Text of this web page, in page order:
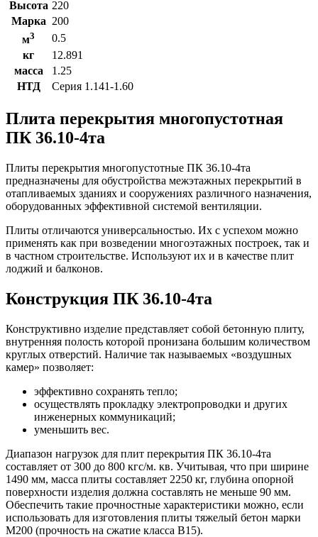
Высота 220
Марка 200
м3
0.5
кг
12.891
масса
1.25
НТД
Серия 1.141-1.60
Плита перекрытия многопустотная
ПК 36.10-4та
Плиты перекрытия многопустотные ПК 36.10-4та
предназначены для обустройства межэтажных перекрытий в
отапливаемых зданиях и сооружениях различного назначения,
оборудованных эффективной системой вентиляции.
Плиты отличаются универсальностью. Их с успехом можно
применять как при возведении многоэтажных построек, так и
в частном строительстве. Используют их и в качестве плит
лоджий и балконов.
Конструкция ПК 36.10-4та
Конструктивно изделие представляет собой бетонную плиту,
внутренняя полость которой пронизана большим количеством
круглых отверстий. Наличие так называемых «воздушных
камер» позволяет:
эффективно сохранять тепло;
осуществлять прокладку электропроводки и других
инженерных коммуникаций;
уменьшить вес.
Диапазон нагрузок для плит перекрытия ПК 36.10-4та
составляет от 300 до 800 кгс/м. кв. Учитывая, что при ширине
1490 мм, масса плиты составляет 2250 кг, глубина опорной
поверхности изделия должна составлять не меньше 90 мм.
Обеспечить такие прочностные характеристики можно, если
использовать для изготовления плиты тяжелый бетон марки
М200 (прочность на сжатие класса В15).